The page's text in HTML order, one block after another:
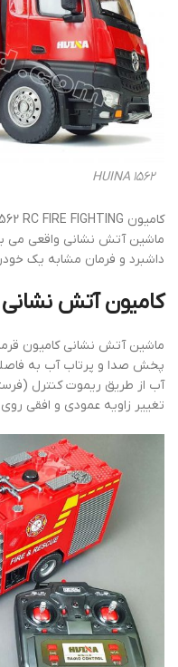
HUINA 1562
ماشین آتش نشانی واقعی می
داشبرد و فرمان مشابه یک
کامیون آتش نشانی HUINA 1562
پخش صدا و پرتاب آب به
آب از طریق ریموت کنترل
تغییر زاویه عمودی و افقی